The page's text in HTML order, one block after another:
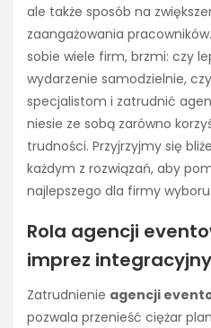
ale także sposób na
zaangażowania
sobie wiele firm, brzmi: czy
wydarzenie samodzielnie,
specjalistom i zatrudnić
niesie ze sobą zarówno
trudności. Przyjrzyjmy się
każdym z rozwiązań, aby
najlepszego dla firmy wyboru.
Rola agencji
imprez
Zatrudnienie agencji
pozwala przenieść ciężar